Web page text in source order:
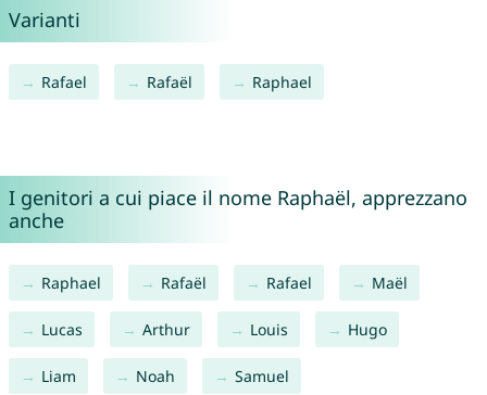
Varianti
Rafael Rafaël Raphael
I genitori a cui piace il nome Raphaël, apprezzano
anche
Raphael Rafaël Rafael Maël
Lucas Arthur Louis Hugo
Liam Noah Samuel